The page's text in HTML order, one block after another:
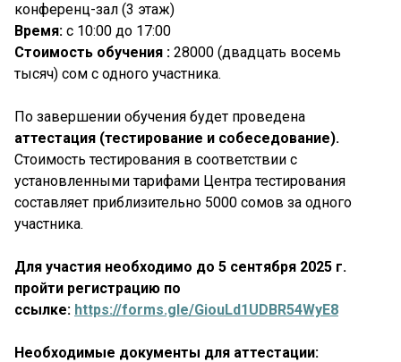
конференц-зал (3 этаж)
Время: с 10:00 до 17:00
Стоимость обучения : 28000 (двадцать восемь
тысяч) сом с одного участника.
По завершении обучения будет проведена
аттестация (тестирование и собеседование).
Стоимость тестирования в соответствии с
установленными тарифами Центра тестирования
составляет приблизительно 5000 сомов за одного
участника.
Для участия необходимо до 5 сентября 2025 г.
пройти регистрацию по
ссылке: https://forms.gle/GiouLd1UDBR54WyE8
Необходимые документы для аттестации: